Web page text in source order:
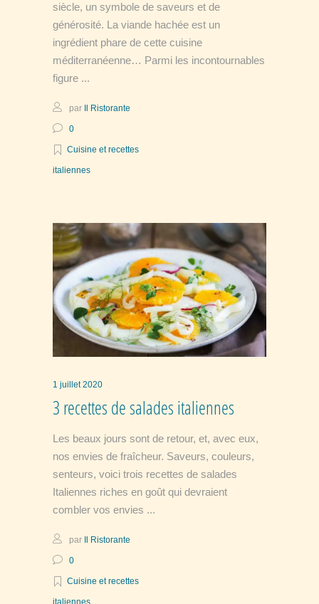
siècle, un symbole de saveurs et de
générosité. La viande hachée est un
ingrédient phare de cette cuisine
méditerranéenne… Parmi les incontournables
figure
par Il Ristorante
0
Cuisine et recettes
italiennes
1 juillet 2020
3 recettes de salades italiennes
Les beaux jours sont de retour, et, avec eux,
nos envies de fraîcheur. Saveurs, couleurs,
senteurs, voici trois recettes de salades
Italiennes riches en goût qui devraient
combler vos envies
par Il Ristorante
0
Cuisine et recettes
italiennes